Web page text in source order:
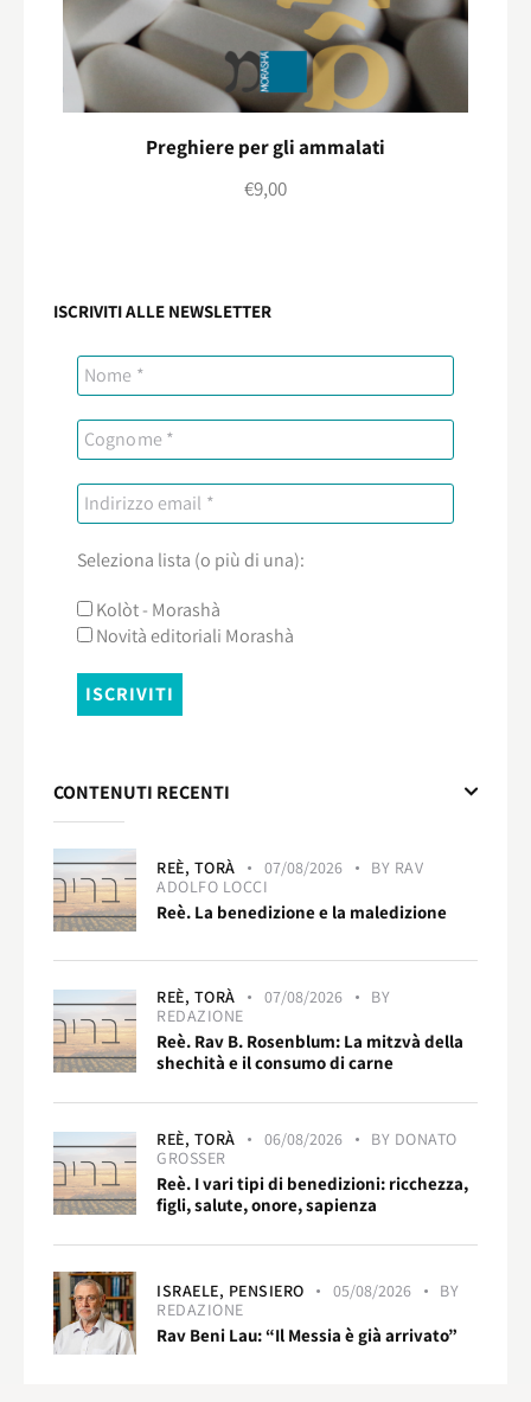
Preghiere per gli ammalati
€9,00
ISCRIVITI ALLE NEWSLETTER
Seleziona lista (o più di una):
Kolòt - Morashà
Novità editoriali Morashà
CONTENUTI RECENTI
REÈ, TORÀ 07/08/2026 BY RAV
ADOLFO LOCCI
Reè. La benedizione e la maledizione
REÈ, TORÀ 07/08/2026
BY
REDAZIONE
Reè. Rav B. Rosenblum: La mitzvà della
shechità e il consumo di carne
REÈ, TORÀ 06/08/2026 BY DONATO
GROSSER
Reè. I vari tipi di benedizioni: ricchezza,
figli, salute, onore, sapienza
ISRAELE, PENSIERO 05/08/2026
BY
REDAZIONE
Rav Beni Lau: “Il Messia è già arrivato”